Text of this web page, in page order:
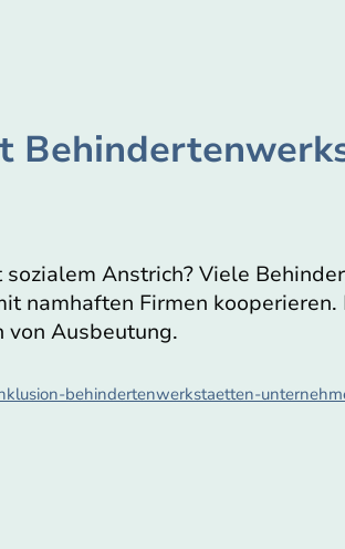
Anstrich? Viele
namhaften Firmen
von Ausbeutung.
behindertenwerkstaetten-